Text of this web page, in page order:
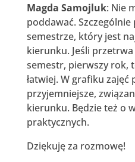
Magda Samojluk: Nie
poddawać.
semestrze, który jest
kierunku. Jeśli
semestr, pierwszy rok,
łatwiej. W grafiku zajęć
przyjemniejsze,
kierunku. Będzie też o
praktycznych.
Dziękuję za rozmowę!